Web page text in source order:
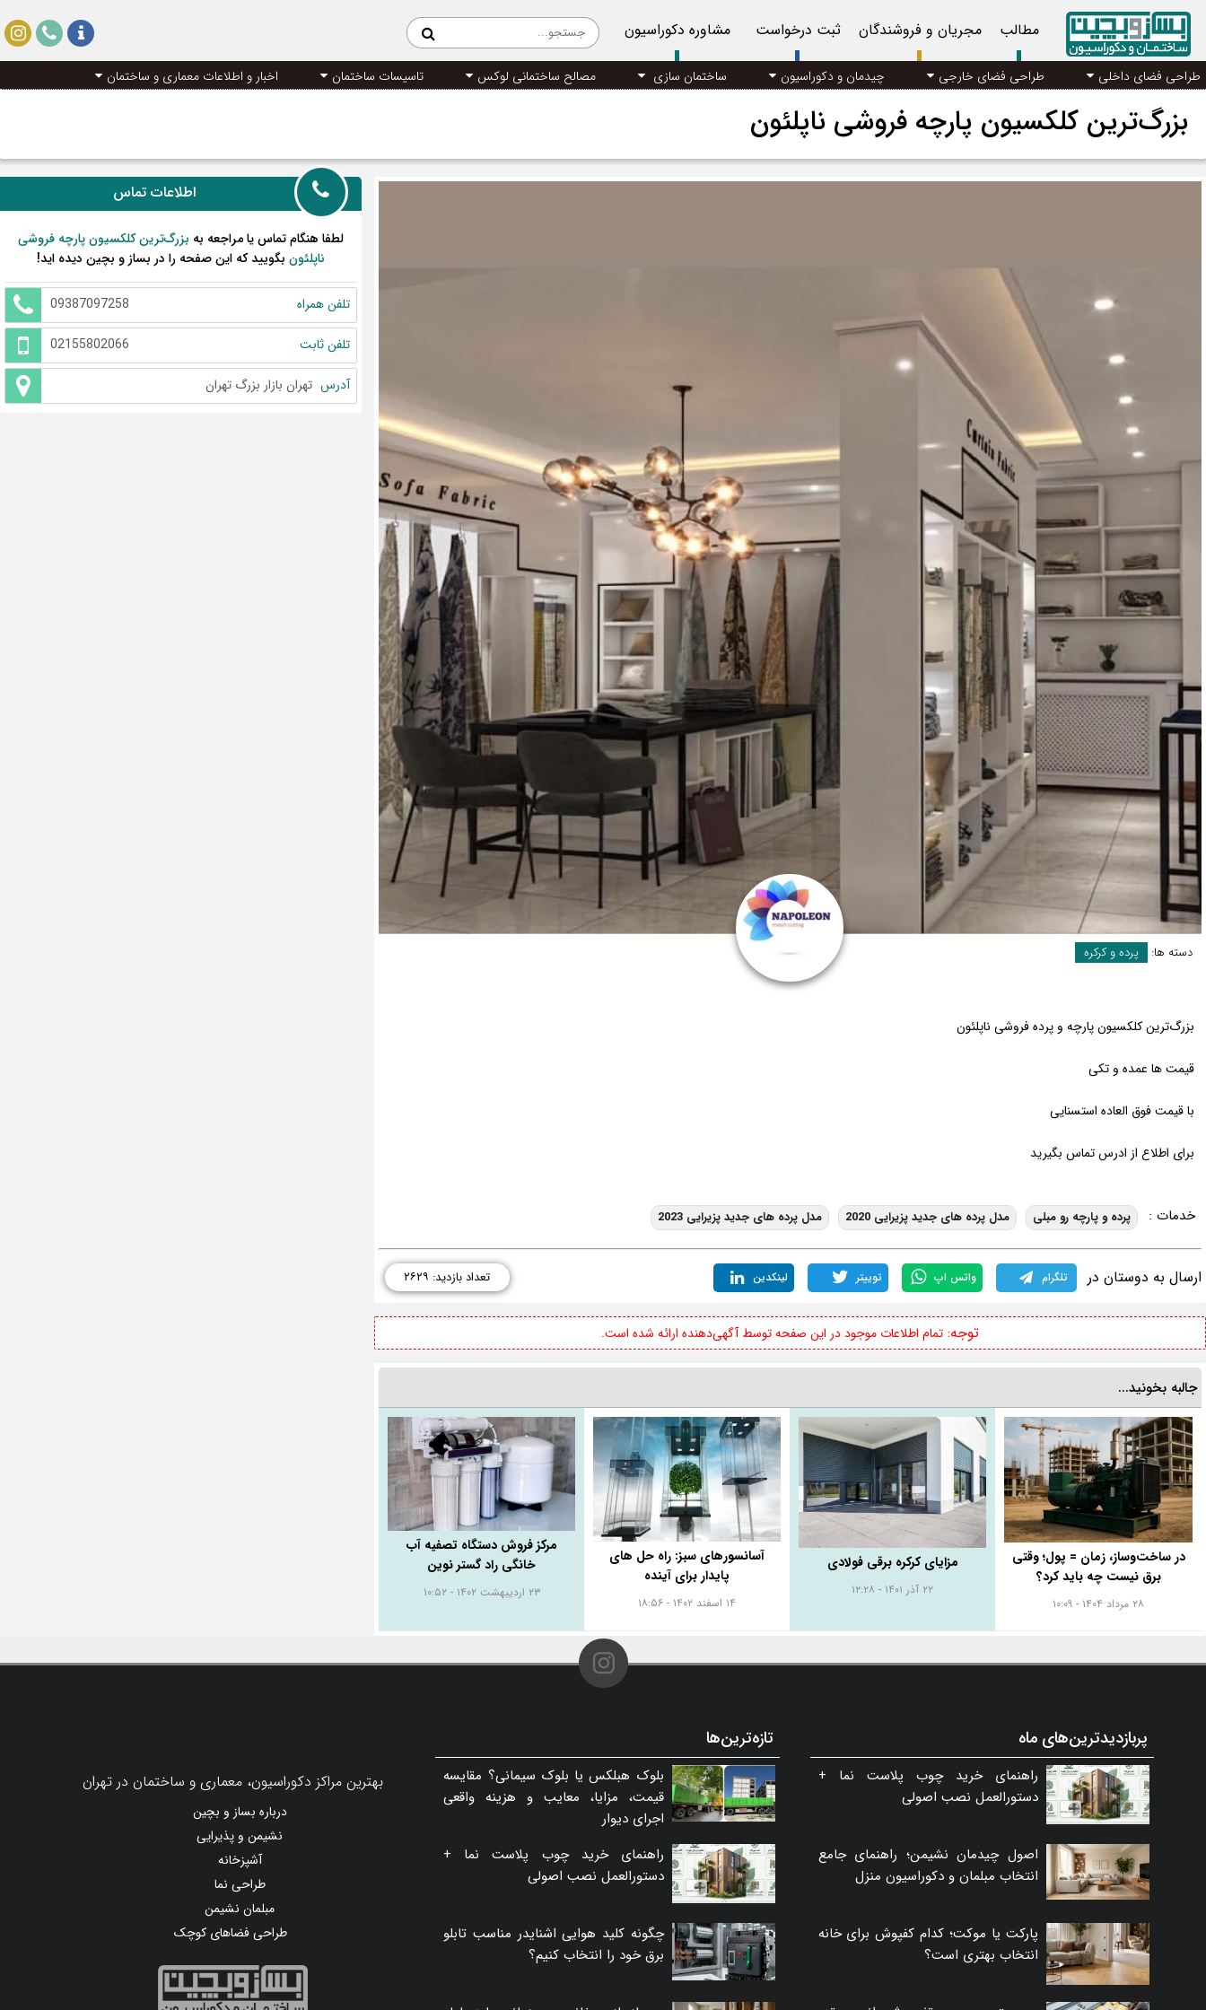
مطالب مجریان و فروشندگان ثبت درخواست مشاوره دکوراسیون
طراحی فضای داخلی طراحی فضای خارجی چیدمان و دکوراسیون ساختمان سازی مصالح ساختمانی لوکس تاسیسات ساختمان اخبار و اطلاعات معماری و ساختمان
بزرگ‌ترین کلکسیون پارچه فروشی ناپلئون
اطلاعات تماس
لطفا هنگام تماس یا مراجعه به بزرگ‌ترین کلکسیون پارچه فروشی
ناپلئونبگویید که این صفحه را در بساز و بچین دیده اید!
تلفن همراه 09387097258
تلفن ثابت 02155802066
آدرس تهران بازار بزرگ تهران
دسته ها: پرده و کرکره
بزرگ‌ترین کلکسیون پارچه و پرده فروشی ناپلئون
قیمت ها عمده و تکی
با قیمت فوق العاده استسنایی
برای اطلاع از ادرس تماس بگیرید
خدمات : پرده و پارچه رو مبلی مدل پرده های جدید پزیرایی 2020 مدل پرده های جدید پزیرایی 2023
ارسال به دوستان در تلگرام واتس اپ توییتر لینکدین تعداد بازدید: ۲۶۲۹
توجه:تمام اطلاعات موجود در این صفحه توسط آگهی‌دهنده ارائه شده است.
جالبه بخونید...
در ساخت‌وساز، زمان = پول؛ وقتی
برق نیست چه باید کرد؟
۲۸ مرداد ۱۴۰۴ - ۱۰:۰۹
مزایای کرکره برقی فولادی
۲۲ آذر ۱۴۰۱ - ۱۲:۲۸
آسانسورهای سبز: راه حل‌ های
پایدار برای آینده
۱۴ اسفند ۱۴۰۲ - ۱۸:۵۶
مرکز فروش دستگاه تصفیه آب
خانگی راد گستر نوین
۲۳ اردیبهشت ۱۴۰۲ - ۱۰:۵۲
پربازدیدترین‌های ماه
راهنمای خرید چوب پلاست نما +
دستورالعمل نصب اصولی
اصول چیدمان نشیمن؛ راهنمای جامع
انتخاب مبلمان و دکوراسیون منزل
پارکت یا موکت؛ کدام کفپوش برای خانه
انتخاب بهتری است؟
تازه‌ترین‌ها
بلوک هبلکس یا بلوک سیمانی؟ مقایسه
قیمت، مزایا، معایب و هزینه واقعی
اجرای دیوار
راهنمای خرید چوب پلاست نما +
دستورالعمل نصب اصولی
چگونه کلید هوایی اشنایدر مناسب تابلو
برق خود را انتخاب کنیم؟
بهترین مراکز دکوراسیون، معماری و ساختمان در تهران
درباره بساز و بچین
نشیمن و پذیرایی
آشپزخانه
طراحی نما
مبلمان نشیمن
طراحی فضاهای کوچک